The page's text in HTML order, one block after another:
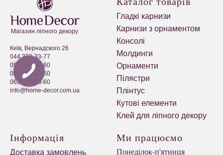
Магазин ліпного декору
Київ, Вернадского 26
044 332-33-77
096 050-60-60
066 623-60-60
063 523-60-60
info@home-decor.com.ua
Гладкі карнизи
Карнизи з орнаментом
Консолі
Молдинги
Орнаменти
Пілястри
Плінтус
Кутові елементи
Клей для ліпного декору
Інформація
Доставка замовлень
Ми працюємо
Понеділок-п'ятниця